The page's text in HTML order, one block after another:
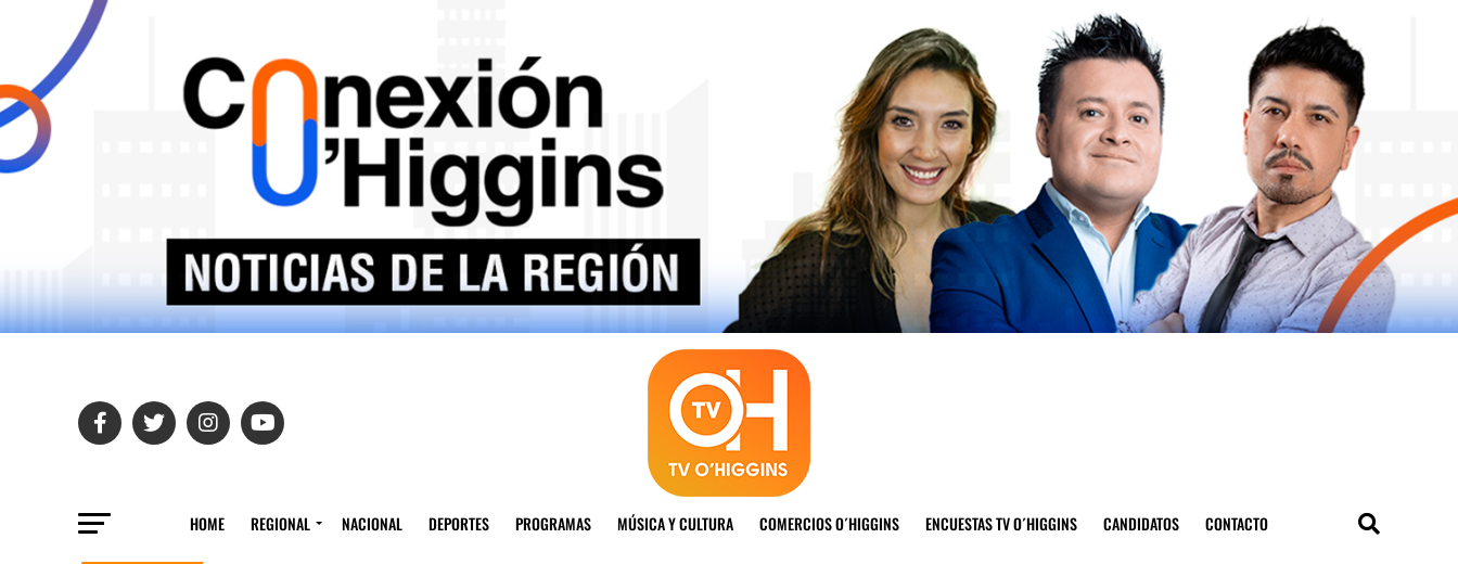
HOME REGIONAL NACIONAL DEPORTES PROGRAMAS MÚSICA Y CULTURA COMERCIOS O´HIGGINS ENCUESTAS TV O´HIGGINS CANDIDATOS CONTACTO